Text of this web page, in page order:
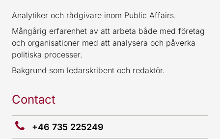
Analytiker och rådgivare inom Public Affairs.
Mångårig erfarenhet av att arbeta både med företag
och organisationer med att analysera och påverka
politiska processer.
Bakgrund som ledarskribent och redaktör.
Contact
+46 735 225249